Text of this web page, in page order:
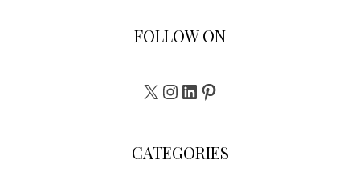
FOLLOW ON
X Instagram
LinkedInPinterest
CATEGORIES